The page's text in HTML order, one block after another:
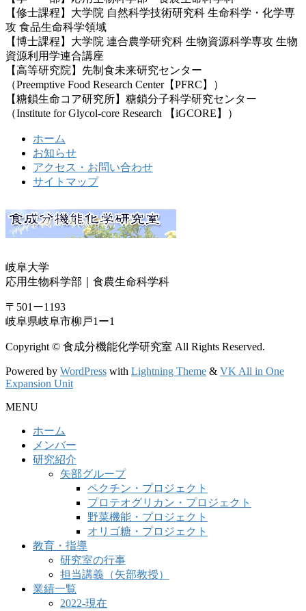
【修士課程】大学院 自然科学技術研究科 生命科学・化学専
攻 食品生命科学領域
【博士課程】大学院 連合農学研究科 生物資源科学専攻 生物
資源利用学連合講座
【高等研究院】先制食未来研究センター
（Preemptive Food Research Center【PFRC】）
【糖鎖生命コア研究所】糖鎖分子科学研究センター
（Institute for Glycol-core Research 【iGCORE】）
ホーム
お知らせ
アクセス・お問い合わせ
サイトマップ
岐阜大学
応用生物科学部｜食農生命科学科
〒501ー1193
岐阜県岐阜市柳戸1ー1
Copyright © 食成分機能化学研究室 All Rights Reserved.
Powered by WordPress with Lightning Theme & VK All in One
Expansion Unit
MENU
ホーム
メンバー
研究紹介
矢部グループ
ペクチン・プロジェクト
プロテオグリカン・プロジェクト
野菜機能・プロジェクト
オリゴ糖・プロジェクト
教育・指導
研究室の行事
担当講義（矢部教授）
業績一覧
2022-現在